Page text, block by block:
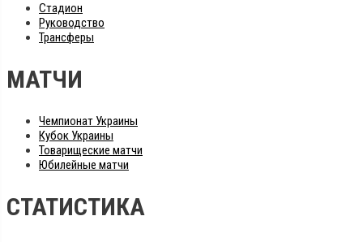
Стадион
Руководство
Трансферы
МАТЧИ
Чемпионат Украины
Кубок Украины
Товарищеские матчи
Юбилейные матчи
СТАТИСТИКА